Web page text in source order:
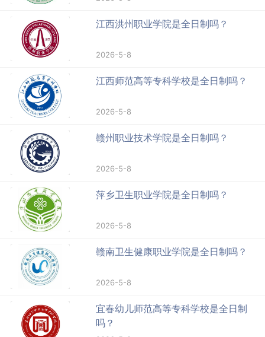
江西洪州职业学院是全日制吗？
2026-5-8
江西师范高等专科学校是全日制吗？
2026-5-8
赣州职业技术学院是全日制吗？
2026-5-8
萍乡卫生职业学院是全日制吗？
2026-5-8
赣南卫生健康职业学院是全日制吗？
2026-5-8
宜春幼儿师范高等专科学校是全日制
吗？